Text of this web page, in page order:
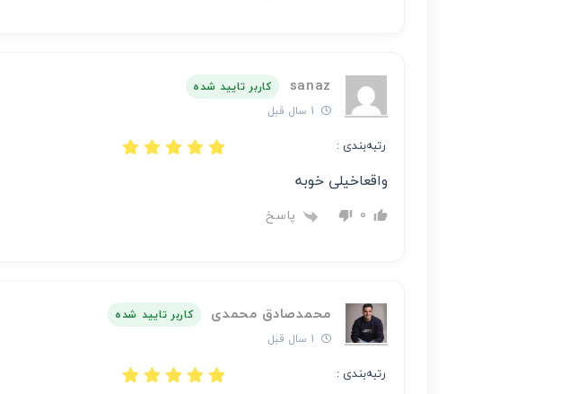
sanaz
کاربر تایید شده
رتبه‌بندی :
واقعاخیلی خوبه
0 پاسخ
محمدصادق محمدی
کاربر تایید شده
رتبه‌بندی :